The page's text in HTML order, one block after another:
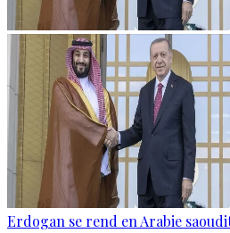
Erdogan se rend en Arabie